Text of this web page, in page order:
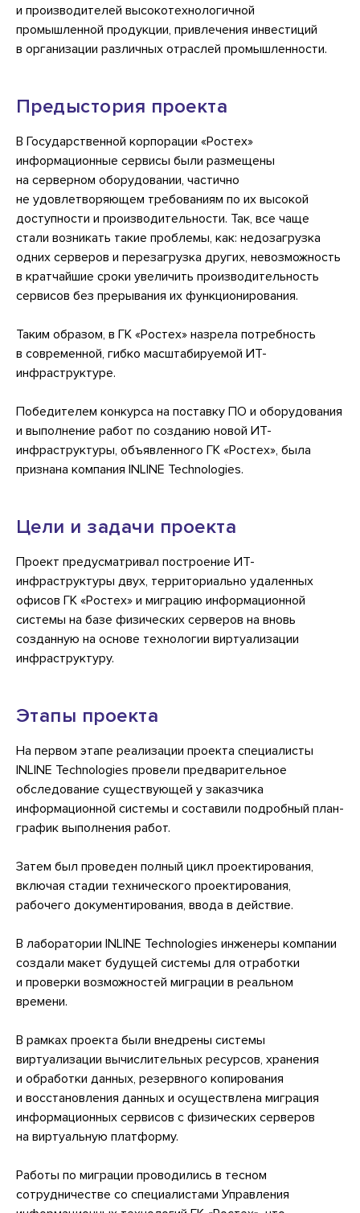
и производителей высокотехнологичной
промышленной продукции, привлечения инвестиций
в организации различных отраслей промышленности.
Предыстория проекта
В Государственной корпорации «Ростех»
информационные сервисы были размещены
на серверном оборудовании, частично
не удовлетворяющем требованиям по их высокой
доступности и производительности. Так, все чаще
стали возникать такие проблемы, как: недозагрузка
одних серверов и перезагрузка других, невозможность
в кратчайшие сроки увеличить производительность
сервисов без прерывания их функционирования.
Таким образом, в ГК «Ростех» назрела потребность
в современной, гибко масштабируемой ИТ-
инфраструктуре.
Победителем конкурса на поставку ПО и оборудования
и выполнение работ по созданию новой ИТ-
инфраструктуры, объявленного ГК «Ростех», была
признана компания INLINE Technologies.
Цели и задачи проекта
Проект предусматривал построение ИТ-
инфраструктуры двух, территориально удаленных
офисов ГК «Ростех» и миграцию информационной
системы на базе физических серверов на вновь
созданную на основе технологии виртуализации
инфраструктуру.
Этапы проекта
На первом этапе реализации проекта специалисты
INLINE Technologies провели предварительное
обследование существующей у заказчика
информационной системы и составили подробный план-
график выполнения работ.
Затем был проведен полный цикл проектирования,
включая стадии технического проектирования,
рабочего документирования, ввода в действие.
В лаборатории INLINE Technologies инженеры компании
создали макет будущей системы для отработки
и проверки возможностей миграции в реальном
времени.
В рамках проекта были внедрены системы
виртуализации вычислительных ресурсов, хранения
и обработки данных, резервного копирования
и восстановления данных и осуществлена миграция
информационных сервисов с физических серверов
на виртуальную платформу.
Работы по миграции проводились в тесном
сотрудничестве со специалистами Управления